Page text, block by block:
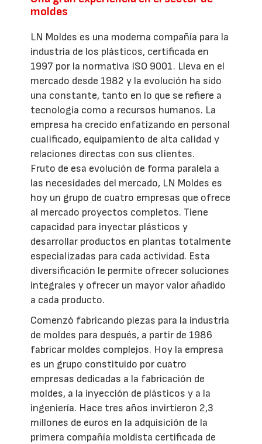
moldes
LN Moldes es una moderna compañía para la
industria de los plásticos, certificada en
1997 por la normativa ISO 9001. Lleva en el
mercado desde 1982 y la evolución ha sido
una constante, tanto en lo que se refiere a
tecnología como a recursos humanos. La
empresa ha crecido enfatizando en personal
cualificado, equipamiento de alta calidad y
relaciones directas con sus clientes.
Fruto de esa evolución de forma paralela a
las necesidades del mercado, LN Moldes es
hoy un grupo de cuatro empresas que ofrece
al mercado proyectos completos. Tiene
capacidad para inyectar plásticos y
desarrollar productos en plantas totalmente
especializadas para cada actividad. Esta
diversificación le permite ofrecer soluciones
integrales y ofrecer un mayor valor añadido
a cada producto.
Comenzó fabricando piezas para la industria
de moldes para después, a partir de 1986
fabricar moldes complejos. Hoy la empresa
es un grupo constituido por cuatro
empresas dedicadas a la fabricación de
moldes, a la inyección de plásticos y a la
ingeniería. Hace tres años invirtieron 2,3
millones de euros en la adquisición de la
primera compañía moldista certificada de